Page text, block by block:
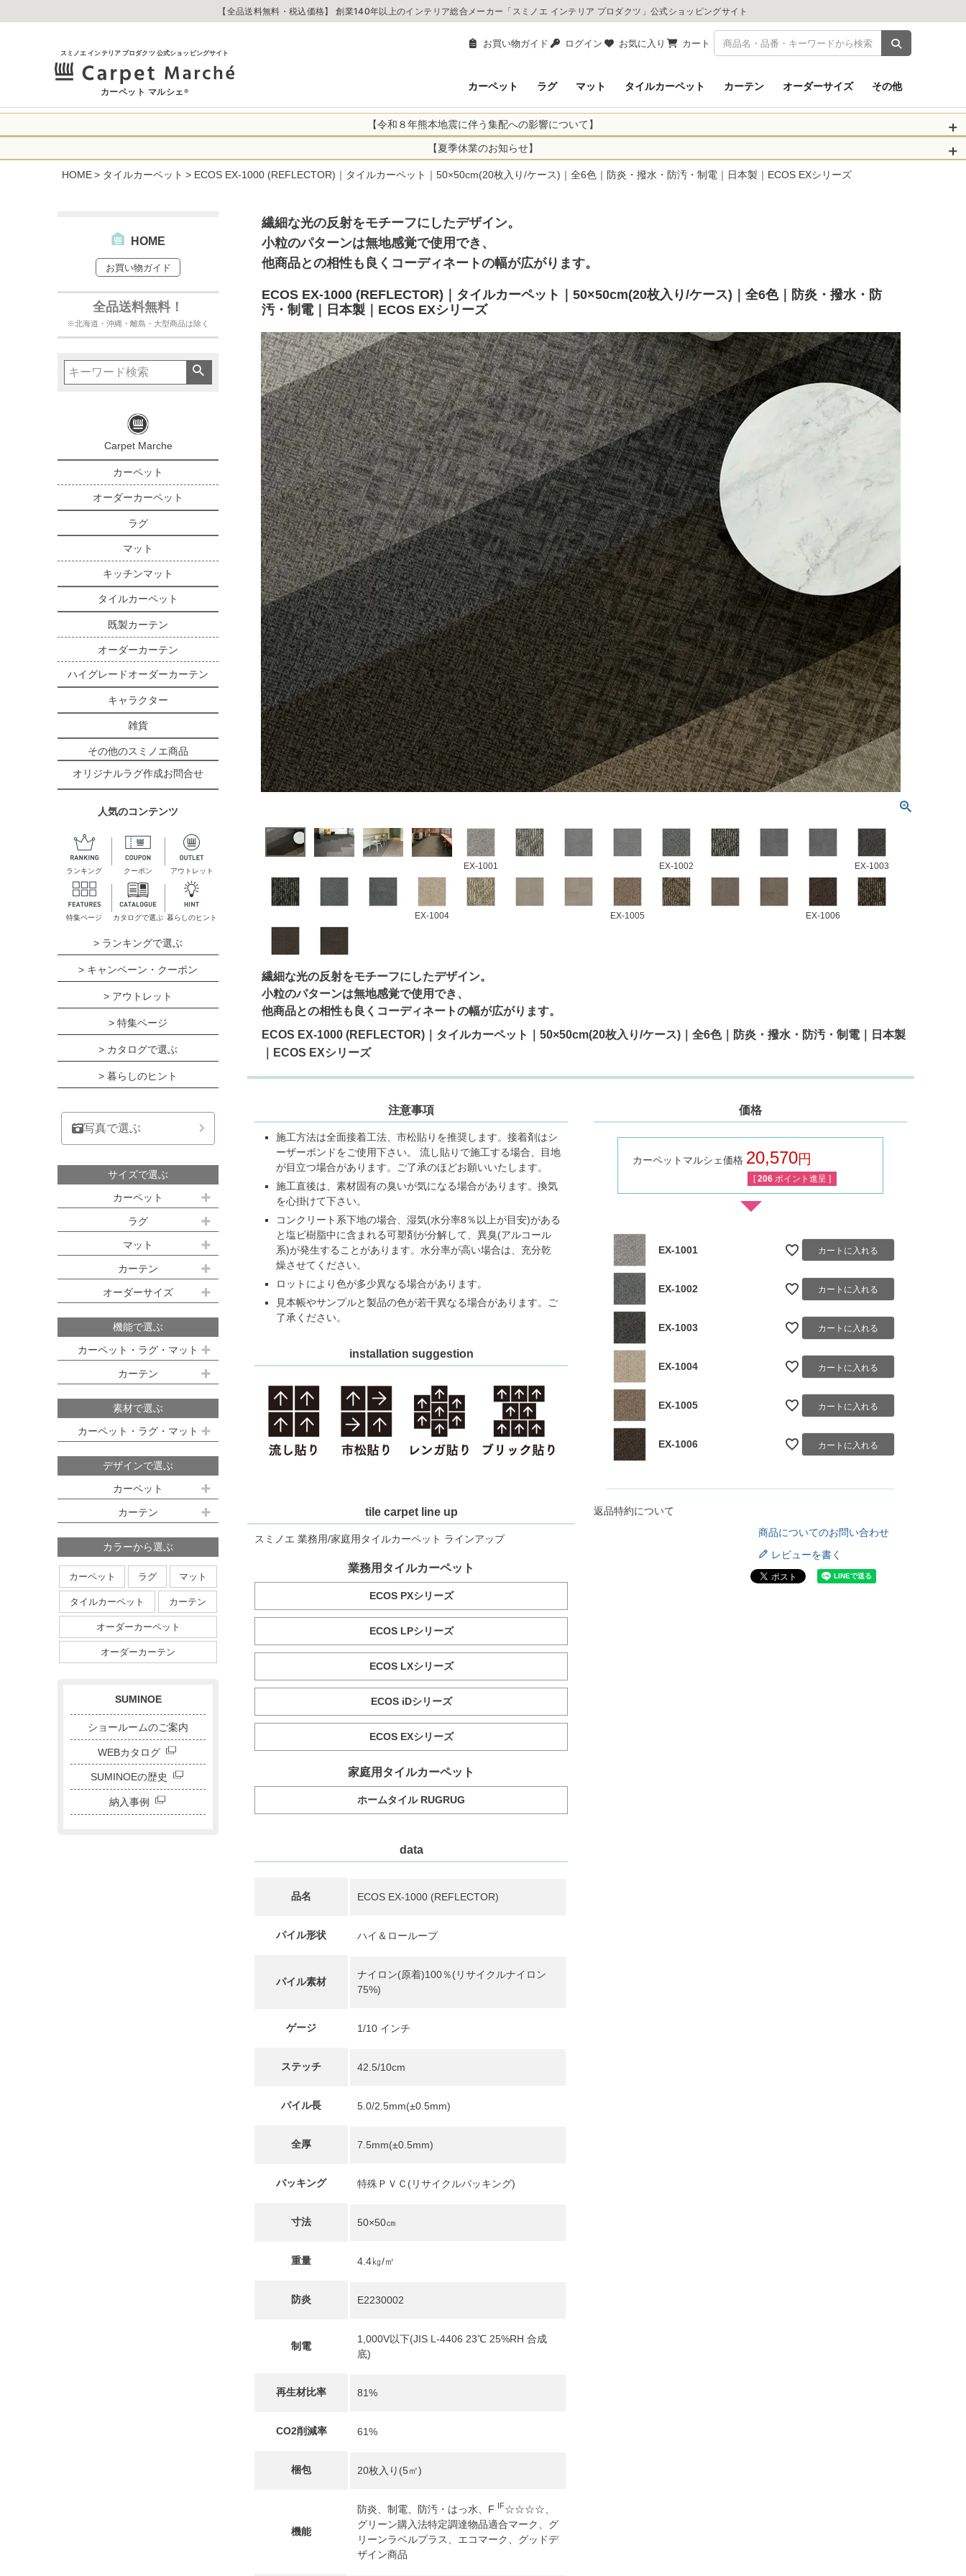
【全品送料無料・税込価格】 創業140年以上のインテリア総合メーカー「スミノエ インテリア プロダクツ」公式ショッピングサイト
お買い物ガイド ログイン お気に入り カート 商品を検索
スミノエ インテリア プロダクツ 公式ショッピングサイト
カーペット マルシェ® カーペット ラグ マット タイルカーペット カーテン オーダーサイズ その他
【令和８年熊本地震に伴う集配への影響について】
令和8年熊本地震により、お亡くなりになられた方々に深く哀悼の意を表しますとともに、被災された皆さま
に心よりお見舞い申し上げます。 この地震の影響により、現在、一部地域を発着するお荷物のお届けに遅れが
生じております。
・全国から九州あてのお荷物
・九州から全国あてのお荷物
なお、今後の被害状況や交通規制などにより、対象地域やサービスへの影響が変更となる場合がございます。
詳しくはこちら
【夏季休業のお知らせ】
は2026年8月11日(火)～2026年8月16日(日)
までの期間を休業とさせて頂きます。
出荷センターも休業となりますため、休業期間中のご注文商品の出荷は2026年8月18日(火)
オーダー商品など、詳しくはこちらから
HOME タイルカーペット ECOS EX-1000 (REFLECTOR)｜タイルカーペット｜50×50cm(20枚入り/ケース)｜全6色｜防炎・撥水・防汚・制電｜日本製｜ECOS EXシリーズ
HOME
お買い物ガイド
全品送料無料！
※北海道・沖縄・離島・大型商品は除く
Carpet Marche
カーペット
オーダーカーペット
ラグ
マット
キッチンマット
タイルカーペット
既製カーテン
オーダーカーテン
ハイグレードオーダーカーテン
キャラクター
雑貨
その他のスミノエ商品
オリジナルラグ作成お問合せ
人気のコンテンツ
ランキング クーポン アウトレット
特集ページ カタログで選ぶ 暮らしのヒント
> ランキングで選ぶ
> キャンペーン・クーポン
> アウトレット
> 特集ページ
> カタログで選ぶ
> 暮らしのヒント
写真で選ぶ
サイズで選ぶ
カーペット
江戸間サイズ(3畳～10畳)
江戸間 3畳(176x261cm)
江戸間 4.5畳(261x261cm)
江戸間 6畳(261x352cm)
江戸間 8畳(352x352cm)
江戸間 10畳(352x440cm)
本間サイズ(3畳～8畳)
本間 3畳(191x286cm)
本間 8畳(382x382cm)
その他のサイズ
廊下敷き
ラグ
約100ｘ140cm
約140ｘ200cm(約1.5畳)
約160ｘ230cm(約2畳)
約200ｘ250cm(約3畳)
約200ｘ300cm(約3.5畳)
約250ｘ250cm
約250ｘ350cm
約300ｘ300cm
約300ｘ350cm
約350ｘ350cm
約350ｘ400cm
約350ｘ450cm
約350ｘ500cm
円形サイズ
ダイニングサイズ
マット
キッチンマット
デスクマット
カーテン
既製サイズ ドレープ(厚地)
100ｘ135cm
100ｘ178cm
100ｘ200cm
100ｘ133cm
100ｘ176cm
100ｘ198cm
オーダーサイズ
オーダーカーペット
オーダーキッチンマット
オーダーカーペットの測り方
オーダーカーテンの測り方
機能で選ぶ
カーペット・ラグ・マット
防炎 防音
消臭
すべり止め
遊び毛防止
アレルブロック
制電
日本製
ホットカーペット・床暖房対応
カーテン
洗える 遮光
防炎
アレルブロック
形態安定加工
形状記憶加工
日本製
素材で選ぶ
カーペット・ラグ・マット
ナイロン
ウール
デザインで選ぶ
カーペット
ストライプ＆ボーダー
円形
カーテン
北欧デザイン
ナチュラルデザイン
無地・無地調
抽象柄
花柄
植物柄
鳥・動物
ストライプ・ボーダー
チェック
ドット
サークル
カラーから選ぶ
カーペット ラグ マット
タイルカーペット カーテン
オーダーカーペット
オーダーカーテン
SUMINOE
ショールームのご案内
WEBカタログ
SUMINOEの歴史
納入事例
繊細な光の反射をモチーフにしたデザイン。
小粒のパターンは無地感覚で使用でき、
他商品との相性も良くコーディネートの幅が広がります。
ECOS EX-1000 (REFLECTOR)｜タイルカーペット｜50×50cm(20枚入り/ケース)｜全6色｜防炎・撥水・防
汚・制電｜日本製｜ECOS EXシリーズ
EX-1001 EX-1002 EX-1003
EX-1004 EX-1005 EX-1006
繊細な光の反射をモチーフにしたデザイン。
小粒のパターンは無地感覚で使用でき、
他商品との相性も良くコーディネートの幅が広がります。
ECOS EX-1000 (REFLECTOR)｜タイルカーペット｜50×50cm(20枚入り/ケース)｜全6色｜防炎・撥水・防汚・制電｜日本製
｜ECOS EXシリーズ
注意事項
施工方法は全面接着工法、市松貼りを推奨します。接着剤はシ
ーザーボンドをご使用下さい。 流し貼りで施工する場合、目地
が目立つ場合があります。ご了承のほどお願いいたします。
施工直後は、素材固有の臭いが気になる場合があります。換気
を心掛けて下さい。
コンクリート系下地の場合、湿気(水分率8％以上が目安)がある
と塩ビ樹脂中に含まれる可塑剤が分解して、異臭(アルコール
系)が発生することがあります。水分率が高い場合は、充分乾
燥させてください。
ロットにより色が多少異なる場合があります。
見本帳やサンプルと製品の色が若干異なる場合があります。ご
了承ください。
installation suggestion
tile carpet line up
スミノエ 業務用/家庭用タイルカーペット ラインアップ
業務用タイルカーペット
ECOS PXシリーズ
ECOS LPシリーズ
ECOS LXシリーズ
ECOS iDシリーズ
ECOS EXシリーズ
家庭用タイルカーペット
ホームタイル RUGRUG
data
品名 ECOS EX-1000 (REFLECTOR)
パイル形状 ハイ＆ローループ
パイル素材
ナイロン(原着)100％(リサイクルナイロン
75%)
ゲージ 1/10 インチ
ステッチ 42.5/10cm
パイル長 5.0/2.5mm(±0.5mm)
全厚 7.5mm(±0.5mm)
バッキング 特殊ＰＶＣ(リサイクルバッキング)
寸法 50×50㎝
重量 4.4㎏/㎡
防炎 E2230002
制電
1,000V以下(JIS L-4406 23℃ 25%RH 合成
底)
再生材比率 81%
CO2削減率 61%
梱包 20枚入り(5㎡)
機能
防炎、制電、防汚・はっ水、F IF☆☆☆☆、
グリーン購入法特定調達物品適合マーク、グ
リーンラベルプラス、エコマーク、グッドデ
ザイン商品
価格
カーペットマルシェ価格 20,570
[ 206 ポイント進呈 ]
EX-1001 カートに入れる
EX-1002 カートに入れる
EX-1003 カートに入れる
EX-1004 カートに入れる
EX-1005 カートに入れる
EX-1006 カートに入れる
返品特約について
商品についてのお問い合わせ
レビューを書く